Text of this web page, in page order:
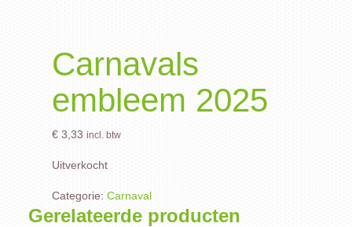
Carnavals
embleem 2025
€3,33 incl. btw
Uitverkocht
Categorie: Carnaval
Gerelateerde producten